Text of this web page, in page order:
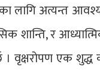
लागि अत्यन्त
शान्ति, र
। वृक्षरोपण एक